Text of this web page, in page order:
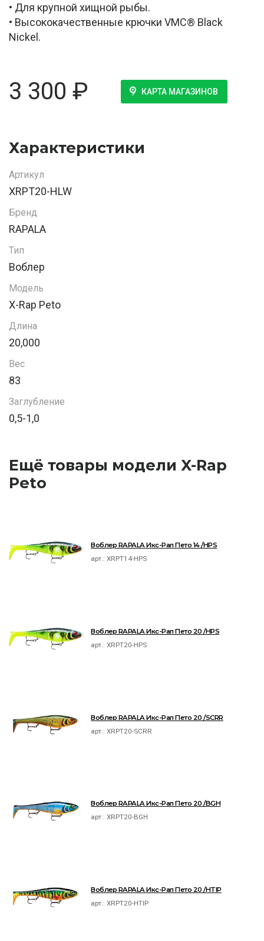
• Для крупной хищной рыбы.
• Высококачественные крючки VMC® Black
Nickel.
3 300 ₽ КАРТА МАГАЗИНОВ
Характеристики
Артикул
XRPT20-HLW
Бренд
RAPALA
Тип
Воблер
Модель
X-Rap Peto
Длина
20,000
Вес
83
Заглубление
0,5-1,0
Ещё товары модели X-Rap
Peto
Воблер RAPALA Икс-Рап Пето 14 /HPS
арт.:XRPT14-HPS
Воблер RAPALA Икс-Рап Пето 20 /HPS
арт.:XRPT20-HPS
Воблер RAPALA Икс-Рап Пето 20 /SCRR
арт.:XRPT20-SCRR
Воблер RAPALA Икс-Рап Пето 20 /BGH
арт.:XRPT20-BGH
Воблер RAPALA Икс-Рап Пето 20 /HTIP
арт.:XRPT20-HTIP